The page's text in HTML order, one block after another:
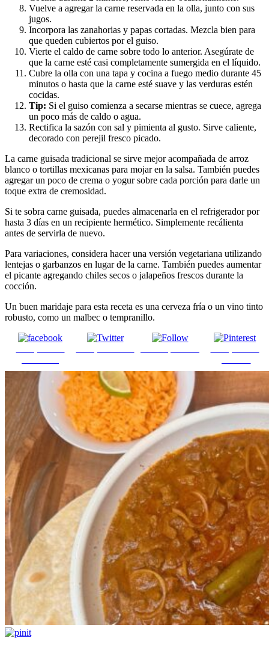
Vuelve a agregar la carne reservada en la olla, junto con sus
jugos.
Incorpora las zanahorias y papas cortadas. Mezcla bien para
que queden cubiertos por el guiso.
Vierte el caldo de carne sobre todo lo anterior. Asegúrate de
que la carne esté casi completamente sumergida en el líquido.
Cubre la olla con una tapa y cocina a fuego medio durante 45
minutos o hasta que la carne esté suave y las verduras estén
cocidas.
Tip: Si el guiso comienza a secarse mientras se cuece, agrega
un poco más de caldo o agua.
Rectifica la sazón con sal y pimienta al gusto. Sirve caliente,
decorado con perejil fresco picado.
La carne guisada tradicional se sirve mejor acompañada de arroz
blanco o tortillas mexicanas para mojar en la salsa. También puedes
agregar un poco de crema o yogur sobre cada porción para darle un
toque extra de cremosidad.
Si te sobra carne guisada, puedes almacenarla en el refrigerador por
hasta 3 días en un recipiente hermético. Simplemente recálienta
antes de servirla de nuevo.
Para variaciones, considera hacer una versión vegetariana utilizando
lentejas o garbanzos en lugar de la carne. También puedes aumentar
el picante agregando chiles secos o jalapeños frescos durante la
cocción.
Un buen maridaje para esta receta es una cerveza fría o un vino tinto
robusto, como un malbec o tempranillo.